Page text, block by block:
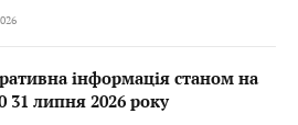
інформація станом на
31 липня 2026 року